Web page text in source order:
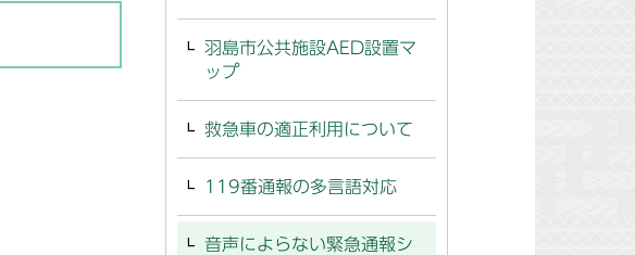
羽島市公共施設AED設置マ
ップ
救急車の適正利用について
119番通報の多言語対応
音声によらない緊急通報シ